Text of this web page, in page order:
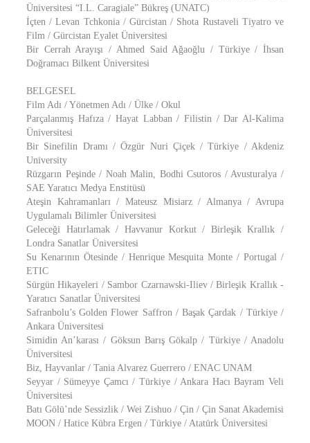
Üniversitesi “I.L. Caragiale” Bükreş (UNATC)
İçten / Levan Tchkonia / Gürcistan / Shota Rustaveli Tiyatro ve
Film / Gürcistan Eyalet Üniversitesi
Bir Cerrah Arayışı / Ahmed Said Ağaoğlu / Türkiye / İhsan
Doğramacı Bilkent Üniversitesi
BELGESEL
Film Adı / Yönetmen Adı / Ülke / Okul
Parçalanmış Hafıza / Hayat Labban / Filistin / Dar Al-Kalima
Üniversitesi
Bir Sinefilin Dramı / Özgür Nuri Çiçek / Türkiye / Akdeniz
University
Rüzgarın Peşinde / Noah Malin, Bodhi Csutoros / Avusturalya /
SAE Yaratıcı Medya Enstitüsü
Ateşin Kahramanları / Mateusz Misiarz / Almanya / Avrupa
Uygulamalı Bilimler Üniversitesi
Geleceği Hatırlamak / Havvanur Korkut / Birleşik Krallık /
Londra Sanatlar Üniversitesi
Su Kenarının Ötesinde / Henrique Mesquita Monte / Portugal /
ETIC
Sürgün Hikayeleri / Sambor Czarnawski-Iliev / Birleşik Krallık -
Yaratıcı Sanatlar Üniversitesi
Safranbolu’s Golden Flower Saffron / Başak Çardak / Türkiye /
Ankara Üniversitesi
Simidin An’karası / Göksun Barış Gökalp / Türkiye / Anadolu
Üniversitesi
Biz, Hayvanlar / Tania Alvarez Guerrero / ENAC UNAM
Seyyar / Sümeyye Çamcı / Türkiye / Ankara Hacı Bayram Veli
Üniversitesi
Batı Gölü’nde Sessizlik / Wei Zishuo / Çin / Çin Sanat Akademisi
MOON / Hatice Kübra Ergen / Türkiye / Atatürk Üniversitesi